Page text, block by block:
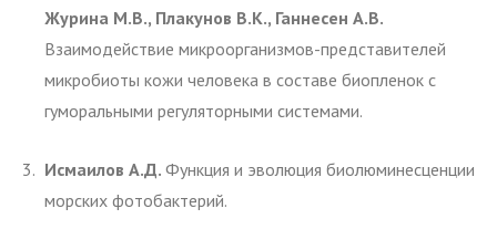
Журина М.В., Плакунов В.К., Ганнесен А.В.
Взаимодействие микроорганизмов-представителей
микробиоты кожи человека в составе биопленок с
гуморальными регуляторными системами.
Исмаилов А.Д. Функция и эволюция биолюминесценции
морских фотобактерий.